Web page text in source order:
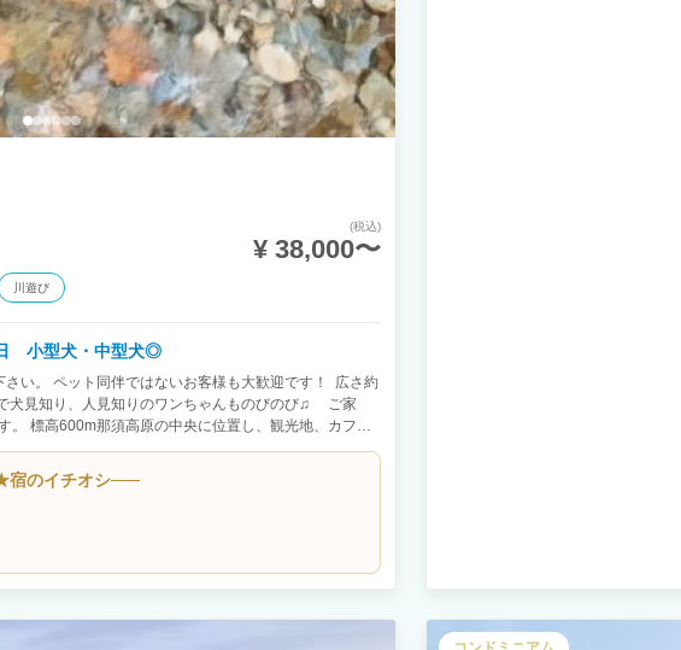
(税込)
¥ 38,000〜
川遊び
日 小型犬・中型犬◎
い。 ペット同伴ではないお客様も大歓迎です！ 広さ約
犬見知り、人見知りのワンちゃんものびのび♫ ご家
。 標高600m那須高原の中央に位置し、観光地、カフ
クセス抜群です。周辺にペットフレンドリーな店舗多
宿のイチオシ